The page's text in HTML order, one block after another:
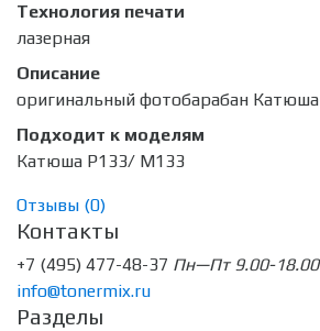
Технология печати
лазерная
Описание
оригинальный фотобарабан Катюша
Подходит к моделям
Катюша P133/ M133
Отзывы (0)
Контакты
+7 (495) 477-48-37 Пн—Пт 9.00-18.00
info@tonermix.ru
Разделы